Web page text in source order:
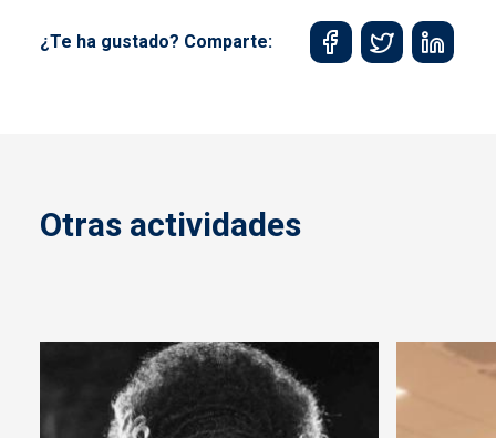
¿Te ha gustado? Comparte:
Otras actividades